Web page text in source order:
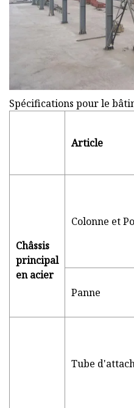
Spécifications pour le
Article
Châssis
principal
en acier
Colonne et
Panne
Tube